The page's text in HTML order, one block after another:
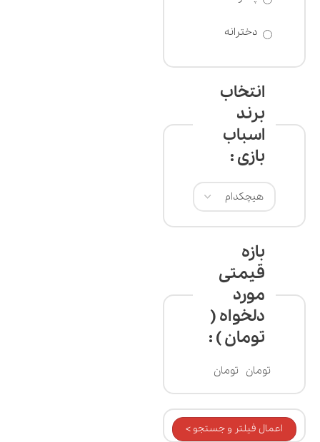
انتخاب
برند
اسباب
بازی :
بازه
قیمتی
مورد
دلخواه (
تومان ) :
تومان تومان
اعمال فیلتر و جستجو >